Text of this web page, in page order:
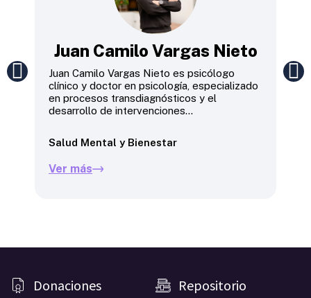
Juan Camilo Vargas Nieto
Juan Camilo Vargas Nieto es psicólogo
clínico y doctor en psicología, especializado
en procesos transdiagnósticos y el
desarrollo de intervenciones...
Salud Mental y Bienestar
Ver más
Donaciones
Repositorio